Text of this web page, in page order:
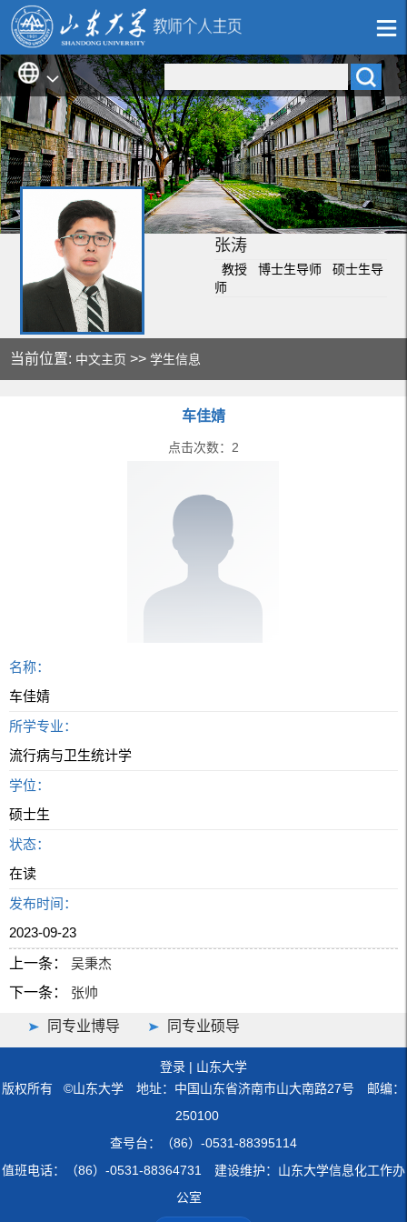
张涛
教授 博士生导师 硕士生导
师
当前位置: 中文主页 >>学生信息
车佳婧
点击次数： 2
名称：
车佳婧
所学专业：
流行病与卫生统计学
学位：
硕士生
状态：
在读
发布时间：
2023-09-23
上一条：
吴秉杰
下一条：
张帅
同专业博导 同专业硕导
登录 | 山东大学
版权所有 ©山东大学 地址：中国山东省济南市山大南路27号 邮编：
250100
查号台：（86）-0531-88395114
值班电话：（86）-0531-88364731 建设维护：山东大学信息化工作办
公室